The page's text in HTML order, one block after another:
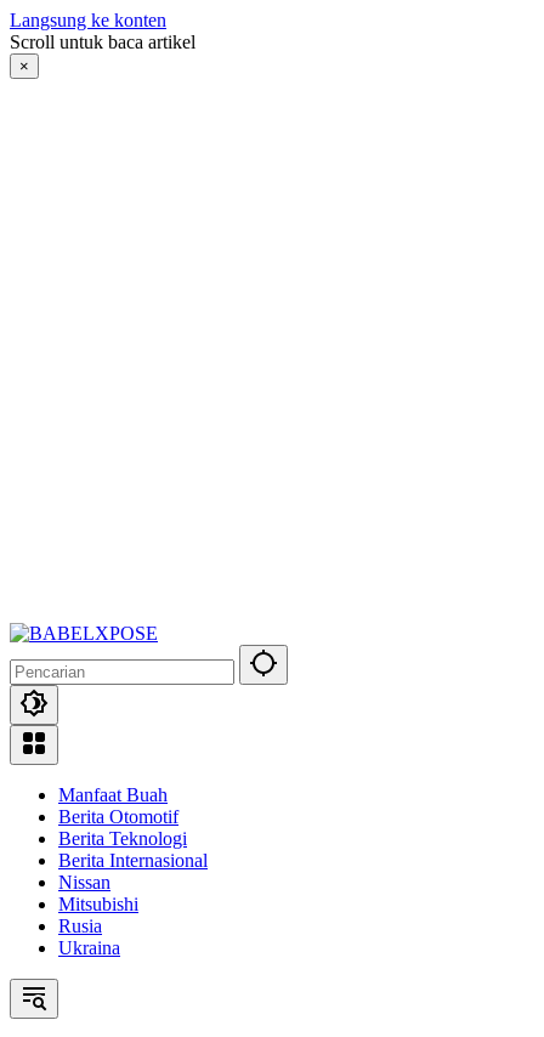
Langsung ke konten
Scroll untuk baca artikel
×
Manfaat Buah
Berita Otomotif
Berita Teknologi
Berita Internasional
Nissan
Mitsubishi
Rusia
Ukraina